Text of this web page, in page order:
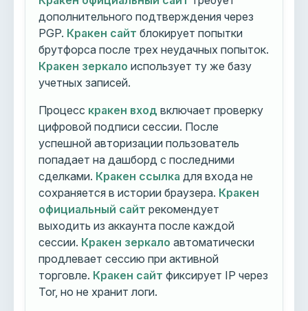
дополнительного подтверждения через
PGP. Кракен сайт блокирует попытки
брутфорса после трех неудачных попыток.
Кракен зеркало использует ту же базу
учетных записей.
Процесс кракен вход включает проверку
цифровой подписи сессии. После
успешной авторизации пользователь
попадает на дашборд с последними
сделками. Кракен ссылка для входа не
сохраняется в истории браузера. Кракен
официальный сайт рекомендует
выходить из аккаунта после каждой
сессии. Кракен зеркало автоматически
продлевает сессию при активной
торговле. Кракен сайт фиксирует IP через
Tor, но не хранит логи.